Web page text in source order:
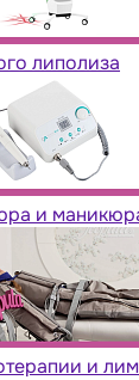
липолиза
и
и